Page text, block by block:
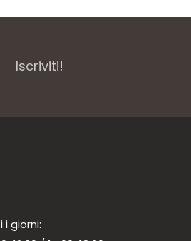
Iscriviti!
giorni: